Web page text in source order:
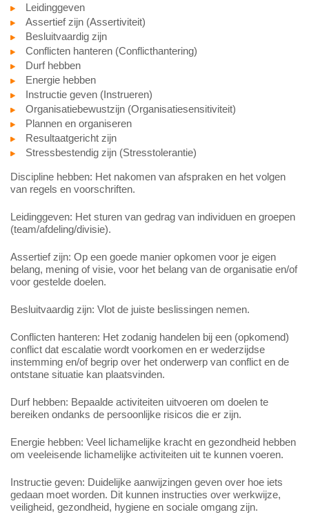
Leidinggeven
Assertief zijn (Assertiviteit)
Besluitvaardig zijn
Conflicten hanteren (Conflicthantering)
Durf hebben
Energie hebben
Instructie geven (Instrueren)
Organisatiebewustzijn (Organisatiesensitiviteit)
Plannen en organiseren
Resultaatgericht zijn
Stressbestendig zijn (Stresstolerantie)
Discipline hebben: Het nakomen van afspraken en het volgen
van regels en voorschriften.
Leidinggeven: Het sturen van gedrag van individuen en groepen
(team/afdeling/divisie).
Assertief zijn: Op een goede manier opkomen voor je eigen
belang, mening of visie, voor het belang van de organisatie en/of
voor gestelde doelen.
Besluitvaardig zijn: Vlot de juiste beslissingen nemen.
Conflicten hanteren: Het zodanig handelen bij een (opkomend)
conflict dat escalatie wordt voorkomen en er wederzijdse
instemming en/of begrip over het onderwerp van conflict en de
ontstane situatie kan plaatsvinden.
Durf hebben: Bepaalde activiteiten uitvoeren om doelen te
bereiken ondanks de persoonlijke risicos die er zijn.
Energie hebben: Veel lichamelijke kracht en gezondheid hebben
om veeleisende lichamelijke activiteiten uit te kunnen voeren.
Instructie geven: Duidelijke aanwijzingen geven over hoe iets
gedaan moet worden. Dit kunnen instructies over werkwijze,
veiligheid, gezondheid, hygiene en sociale omgang zijn.